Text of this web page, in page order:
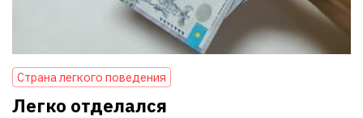
Страна легкого поведения
Легко отделался